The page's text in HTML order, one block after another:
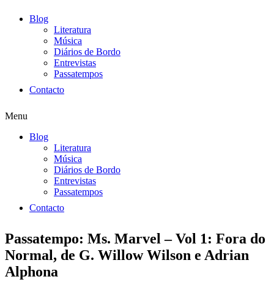
Blog
Literatura
Música
Diários de Bordo
Entrevistas
Passatempos
Contacto
Menu
Blog
Literatura
Música
Diários de Bordo
Entrevistas
Passatempos
Contacto
Passatempo: Ms. Marvel – Vol 1: Fora do
Normal, de G. Willow Wilson e Adrian
Alphona